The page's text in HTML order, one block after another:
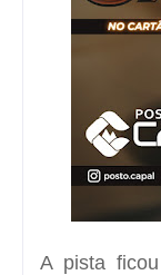
A pista